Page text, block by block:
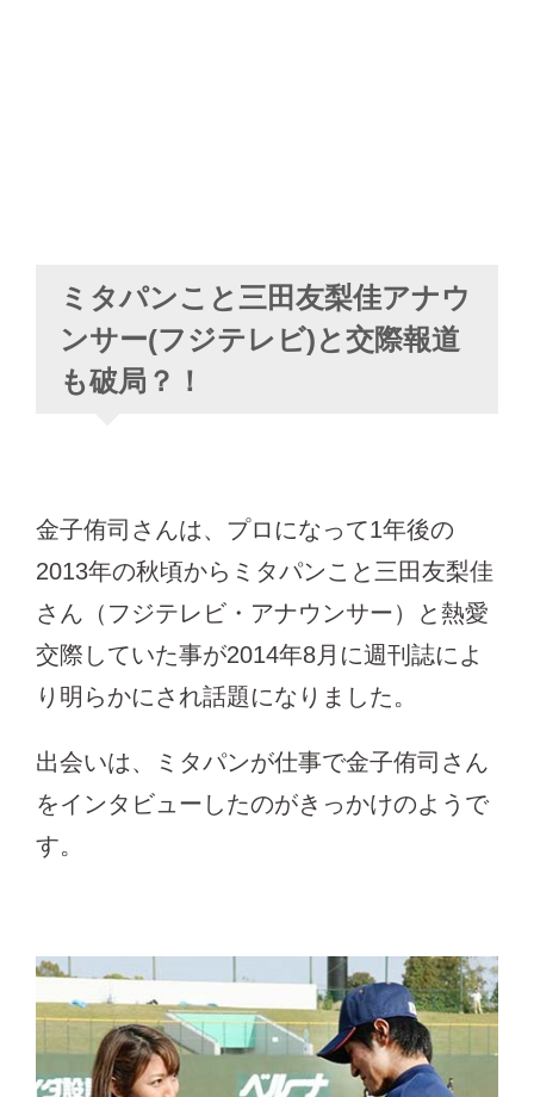
ミタパンこと三田友梨佳アナウ
ンサー(フジテレビ)と交際報道
も破局？！
金子侑司さんは、プロになって1年後の
2013年の秋頃からミタパンこと三田友梨佳
さん（フジテレビ・アナウンサー）と熱愛
交際していた事が2014年8月に週刊誌によ
り明らかにされ話題になりました。
出会いは、ミタパンが仕事で金子侑司さん
をインタビューしたのがきっかけのようで
す。